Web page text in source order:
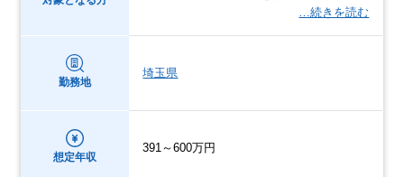
…続きを読む
勤務地
埼玉県
想定年収
391～600万円